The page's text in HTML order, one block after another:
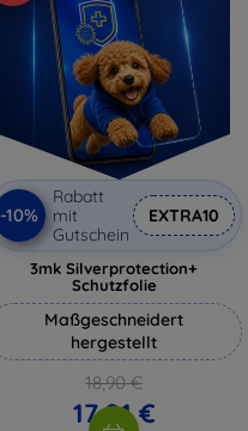
-10%
Rabatt
mit
Gutschein
EXTRA10
3mk Silverprotection+
Schutzfolie
Maßgeschneidert
hergestellt
18,90 €
17,01 €